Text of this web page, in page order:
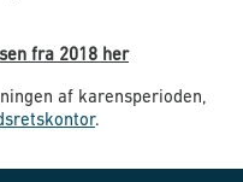
fra 2018 her
af karensperioden,
.